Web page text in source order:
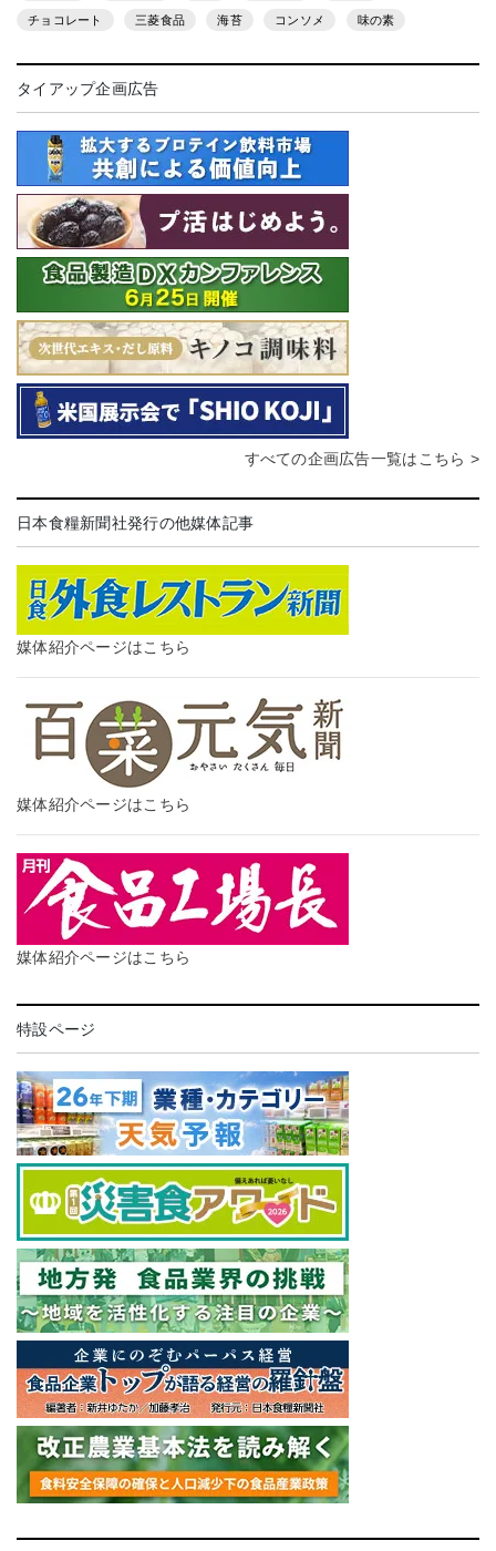
チョコレート 三菱食品 海苔 コンソメ 味の素
タイアップ企画広告
すべての企画広告一覧はこちら >
日本食糧新聞社発行の他媒体記事
媒体紹介ページはこちら
媒体紹介ページはこちら
媒体紹介ページはこちら
特設ページ